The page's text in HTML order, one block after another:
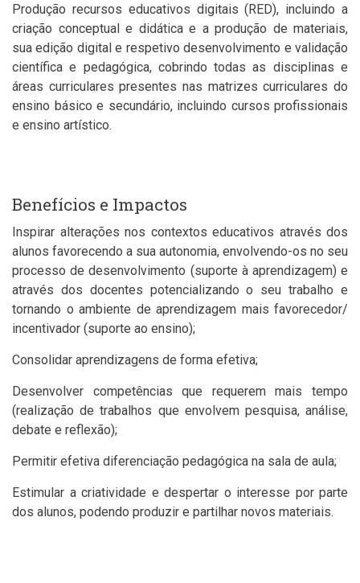
Produção recursos educativos digitais (RED), incluindo a
criação conceptual e didática e a produção de materiais,
sua edição digital e respetivo desenvolvimento e validação
científica e pedagógica, cobrindo todas as disciplinas e
áreas curriculares presentes nas matrizes curriculares do
ensino básico e secundário, incluindo cursos profissionais
e ensino artístico.
Benefícios e Impactos
Inspirar alterações nos contextos educativos através dos
alunos favorecendo a sua autonomia, envolvendo-os no seu
processo de desenvolvimento (suporte à aprendizagem) e
através dos docentes potencializando o seu trabalho e
tornando o ambiente de aprendizagem mais favorecedor/
incentivador (suporte ao ensino);
Consolidar aprendizagens de forma efetiva;
Desenvolver competências que requerem mais tempo
(realização de trabalhos que envolvem pesquisa, análise,
debate e reflexão);
Permitir efetiva diferenciação pedagógica na sala de aula;
Estimular a criatividade e despertar o interesse por parte
dos alunos, podendo produzir e partilhar novos materiais.